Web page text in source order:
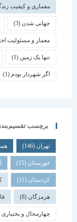
معماری و کیفیت زندگی(6)
جهانی شدن(3) فناوری
معمار و مسئولیت اجتماعی (2)
تنها یک زمین(1) شهر
اگر شهردار بودم (1)
برچسب تقسیم‌بندی
همدان
خوزستان(15)
کردستان(11)
هرمزگان(8) فارس
چهارمحال و بختیاری (4)